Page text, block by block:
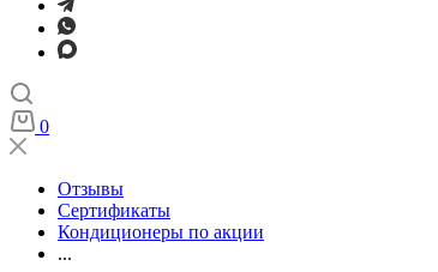
0
Отзывы
Сертификаты
Кондиционеры по акции
...